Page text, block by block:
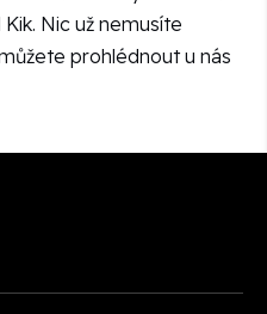
Nic už nemusíte
prohlédnout u nás